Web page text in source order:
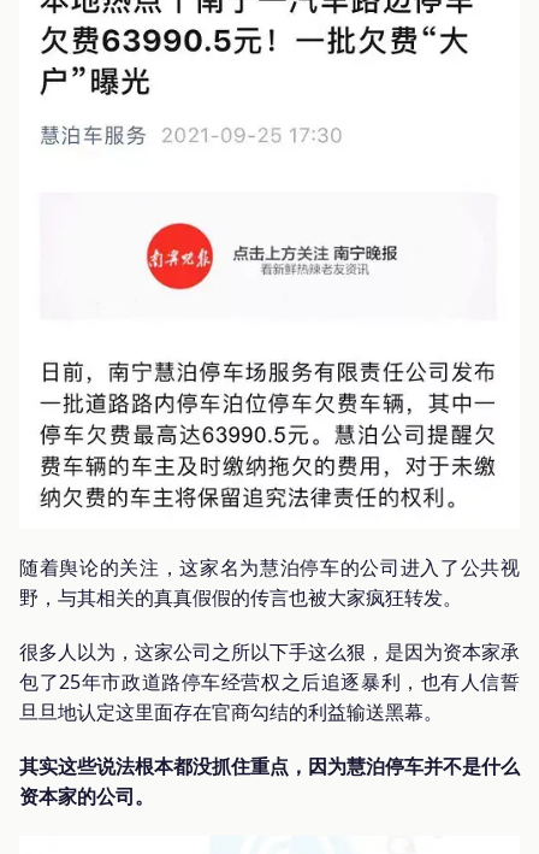
随着舆论的关注，这家名为慧泊停车的公司进入了公共视
野，与其相关的真真假假的传言也被大家疯狂转发。
很多人以为，这家公司之所以下手这么狠，是因为资本家承
包了25年市政道路停车经营权之后追逐暴利，也有人信誓
旦旦地认定这里面存在官商勾结的利益输送黑幕。
其实这些说法根本都没抓住重点，因为慧泊停车并不是什么
资本家的公司。